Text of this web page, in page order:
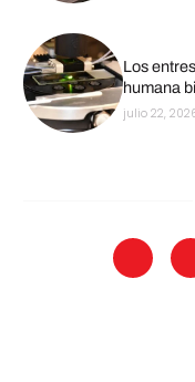
Los
humana
julio 22,